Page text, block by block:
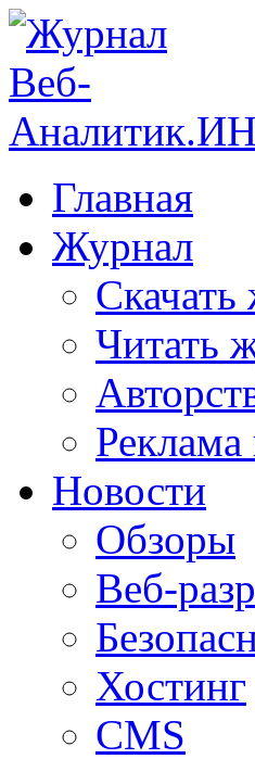
Главная
Журнал
Читать
Новости
Обзоры
Веб-
Хостинг
CMS